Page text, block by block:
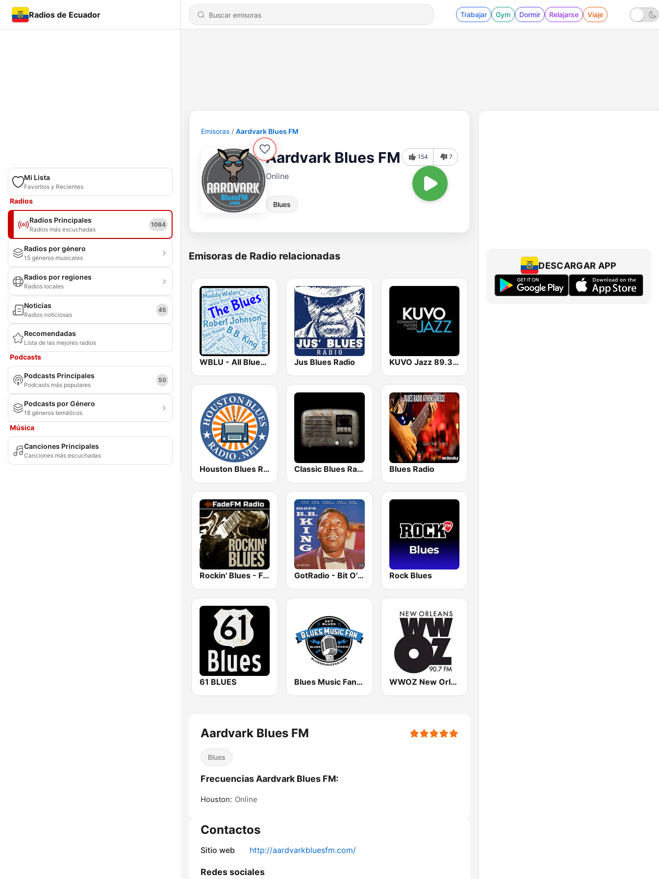
Radios de Ecuador Trabajar Gym Dormir Relajarse Viaje
Mi Lista
Favoritos y Recientes
Radios
Radios Principales
Radios más escuchadas
1064
Radios por género
15 géneros musicales
Radios por regiones
Radios locales
Noticias
Radios noticiosas
45
Recomendadas
Lista de las mejores radios
Podcasts
Podcasts Principales
Podcasts más populares
50
Podcasts por Género
18 géneros temáticos
Música
Canciones Principales
Canciones más escuchadas
Emisoras Aardvark Blues FM
Aardvark Blues FM
Online
Blues
154 7
Emisoras de Radio relacionadas
WBLU - All Blues Radio Jus Blues Radio KUVO Jazz 89.3 FM
Houston Blues Radio Classic Blues Radio Blues Radio
Rockin' Blues - FadeFM GotRadio - Bit O' Blues Rock Blues
61 BLUES Blues Music Fan Radio WWOZ New Orleans 90.7 FM
Aardvark Blues FM
Blues
Frecuencias Aardvark Blues FM:
Houston: Online
Contactos
Sitio web http://aardvarkbluesfm.com/
Redes sociales
DESCARGAR APP